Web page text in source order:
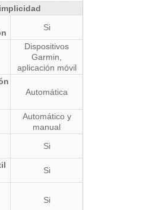
Si
Dispositivos
Garmin,
aplicación móvil
Automática
Automático y
manual
Si
Si
Si